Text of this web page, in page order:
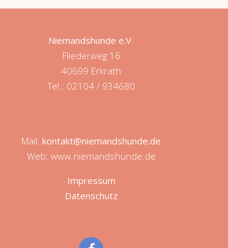
Niemandshunde e.V.
Fliederweg 16
40699 Erkrath
Tel.: 02104 / 934680
Mail: kontakt@niemandshunde.de
Web: www.niemandshunde.de
Impressum
Datenschutz